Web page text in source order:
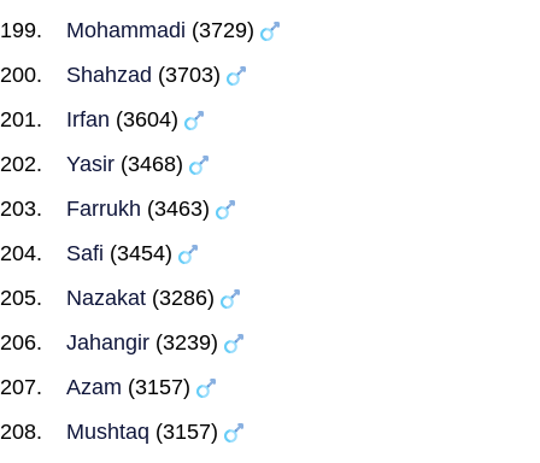
Mohammadi (3729)
Shahzad (3703)
Irfan (3604)
Yasir (3468)
Farrukh (3463)
Safi (3454)
Nazakat (3286)
Jahangir (3239)
Azam (3157)
Mushtaq (3157)